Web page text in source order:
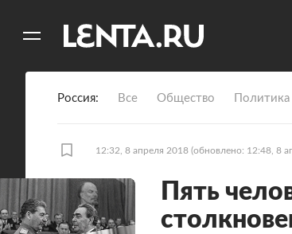
Россия Все Общество Политика
12:32, 8 апреля 2018 (обновлено: 12:48, 8
Пять